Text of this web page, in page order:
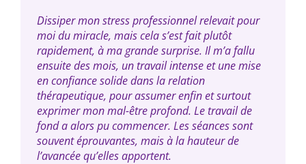
Dissiper mon stress professionnel relevait pour
moi du miracle, mais cela s’est fait plutôt
rapidement, à ma grande surprise. Il m’a fallu
ensuite des mois, un travail intense et une mise
en confiance solide dans la relation
thérapeutique, pour assumer enfin et surtout
exprimer mon mal-être profond. Le travail de
fond a alors pu commencer. Les séances sont
souvent éprouvantes, mais à la hauteur de
l’avancée qu’elles apportent.